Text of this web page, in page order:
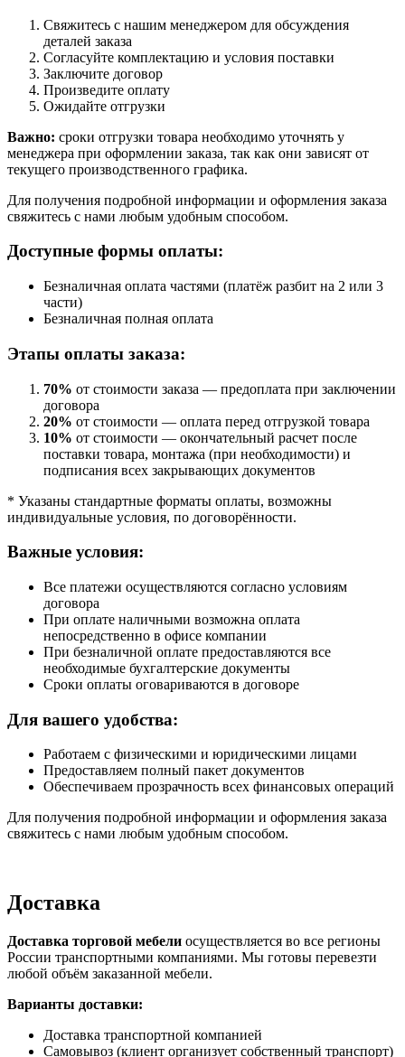
Свяжитесь с нашим менеджером для обсуждения
деталей заказа
Согласуйте комплектацию и условия поставки
Заключите договор
Произведите оплату
Ожидайте отгрузки
Важно: сроки отгрузки товара необходимо уточнять у
менеджера при оформлении заказа, так как они зависят от
текущего производственного графика.
Для получения подробной информации и оформления заказа
свяжитесь с нами любым удобным способом.
Доступные формы оплаты:
Безналичная оплата частями (платёж разбит на 2 или 3
части)
Безналичная полная оплата
Этапы оплаты заказа:
70% от стоимости заказа — предоплата при заключении
договора
20% от стоимости — оплата перед отгрузкой товара
10% от стоимости — окончательный расчет после
поставки товара, монтажа (при необходимости) и
подписания всех закрывающих документов
* Указаны стандартные форматы оплаты, возможны
индивидуальные условия, по договорённости.
Важные условия:
Все платежи осуществляются согласно условиям
договора
При оплате наличными возможна оплата
непосредственно в офисе компании
При безналичной оплате предоставляются все
необходимые бухгалтерские документы
Сроки оплаты оговариваются в договоре
Для вашего удобства:
Работаем с физическими и юридическими лицами
Предоставляем полный пакет документов
Обеспечиваем прозрачность всех финансовых операций
Для получения подробной информации и оформления заказа
свяжитесь с нами любым удобным способом.
Доставка
Доставка торговой мебели осуществляется во все регионы
России транспортными компаниями. Мы готовы перевезти
любой объём заказанной мебели.
Варианты доставки:
Доставка транспортной компанией
Самовывоз (клиент организует собственный транспорт)